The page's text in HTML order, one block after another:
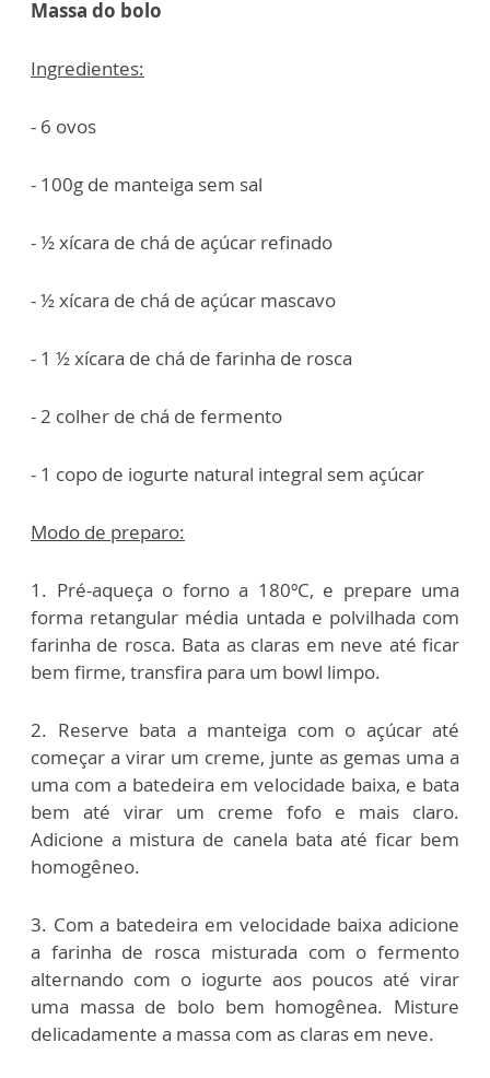
Massa do bolo
Ingredientes:
- 6 ovos
- 100g de manteiga sem sal
- ½ xícara de chá de açúcar refinado
- ½ xícara de chá de açúcar mascavo
- 1 ½ xícara de chá de farinha de rosca
- 2 colher de chá de fermento
- 1 copo de iogurte natural integral sem açúcar
Modo de preparo:
1. Pré-aqueça o forno a 180ºC, e prepare uma
forma retangular média untada e polvilhada com
farinha de rosca. Bata as claras em neve até ficar
bem firme, transfira para um bowl limpo.
2. Reserve bata a manteiga com o açúcar até
começar a virar um creme, junte as gemas uma a
uma com a batedeira em velocidade baixa, e bata
bem até virar um creme fofo e mais claro.
Adicione a mistura de canela bata até ficar bem
homogêneo.
3. Com a batedeira em velocidade baixa adicione
a farinha de rosca misturada com o fermento
alternando com o iogurte aos poucos até virar
uma massa de bolo bem homogênea. Misture
delicadamente a massa com as claras em neve.